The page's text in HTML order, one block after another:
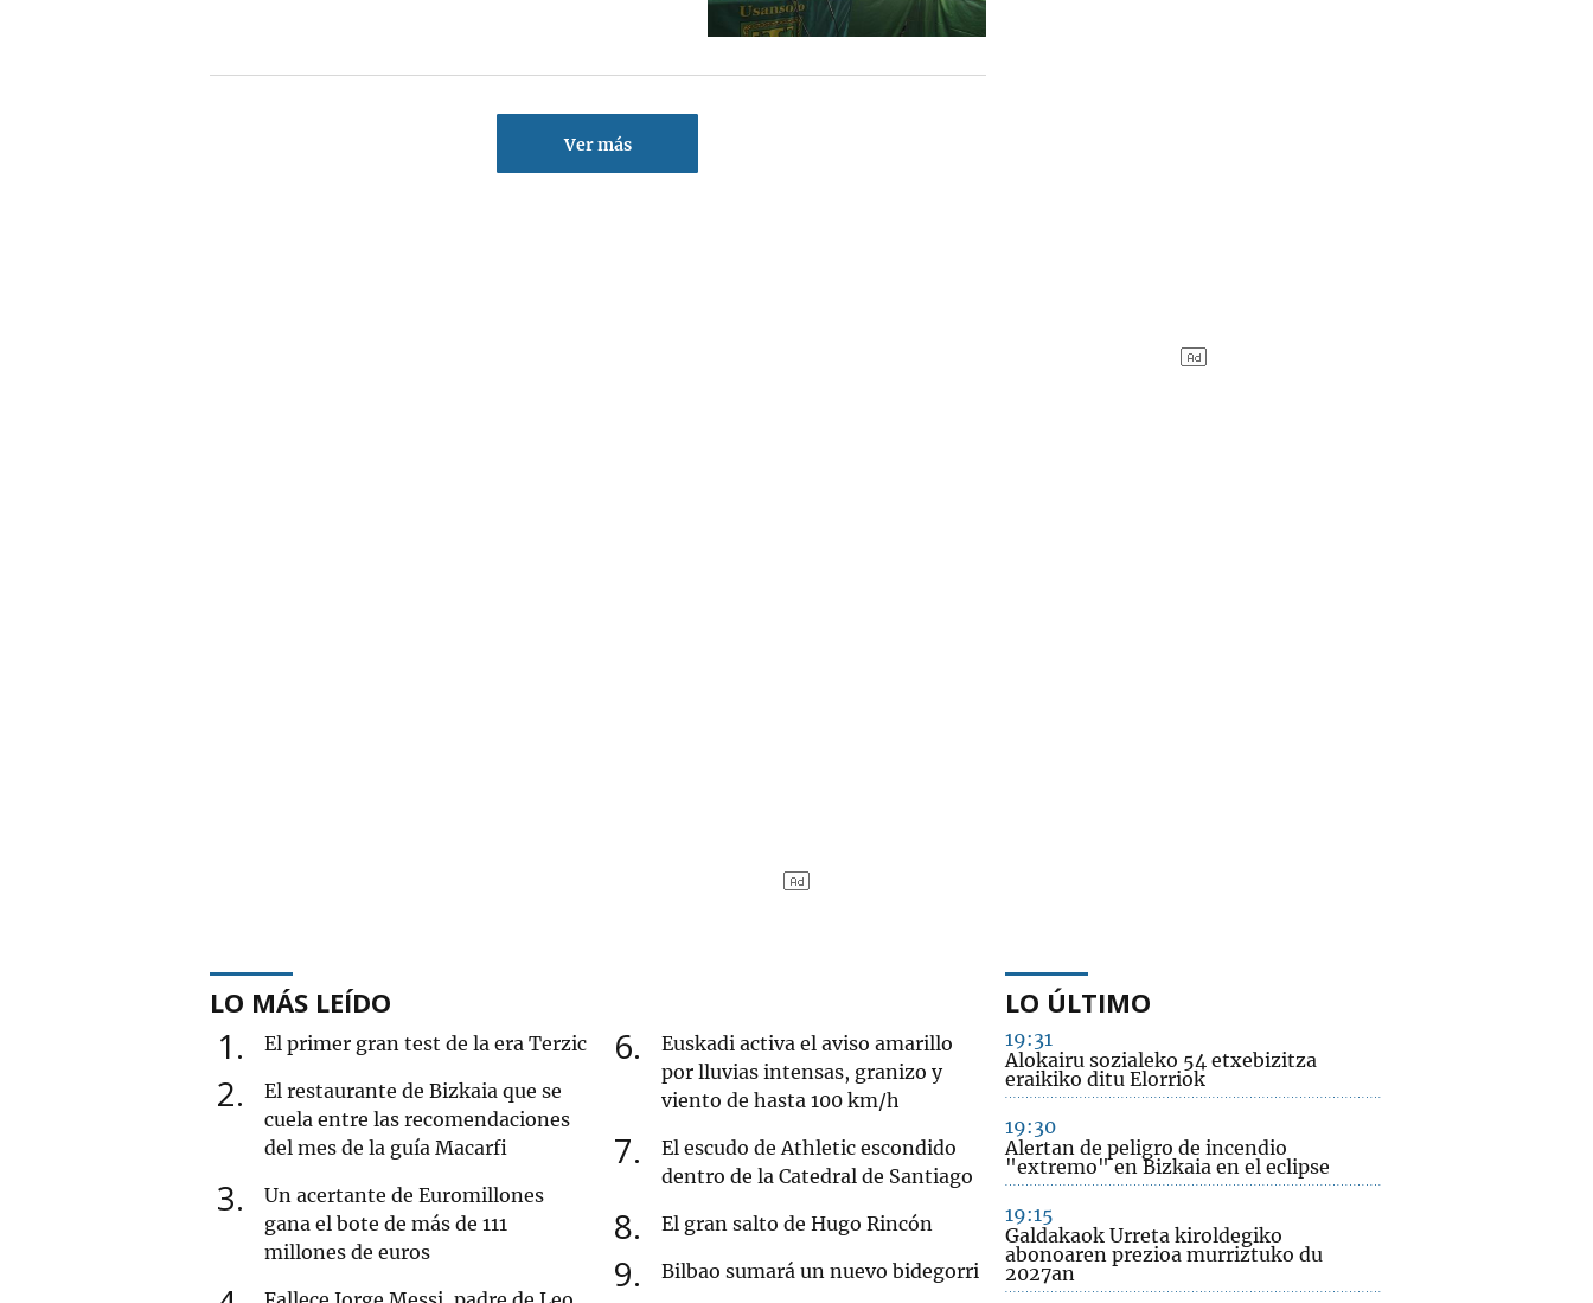
Ver más
LO MÁS LEÍDO
1 El primer gran test de la era Terzic
2
El restaurante de Bizkaia que se
cuela entre las recomendaciones
del mes de la guía Macarfi
3
Un acertante de Euromillones
gana el bote de más de 111
millones de euros
6
Euskadi activa el aviso amarillo
por lluvias intensas, granizo y
viento de hasta 100 km/h
7
El escudo de Athletic escondido
dentro de la Catedral de Santiago
8 El gran salto de Hugo Rincón
9 Bilbao sumará un nuevo bidegorri
LO ÚLTIMO
19:31
Alokairu sozialeko 54 etxebizitza
eraikiko ditu Elorriok
19:30
Alertan de peligro de incendio
"extremo" en Bizkaia en el eclipse
19:15
Galdakaok Urreta kiroldegiko
abonoaren prezioa murriztuko du
2027an